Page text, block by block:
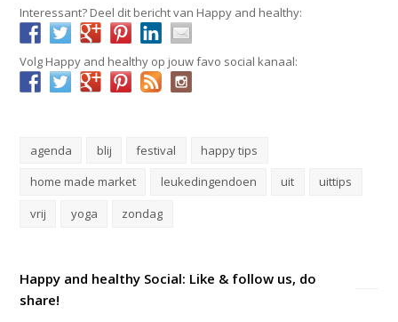
Interessant? Deel dit bericht van Happy and healthy:
Volg Happy and healthy op jouw favo social kanaal:
agenda blij festival
happy tips
home made market
leukedingendoen uit
uittips
vrij
yoga zondag
Happy and healthy Social: Like & follow us, do
share!